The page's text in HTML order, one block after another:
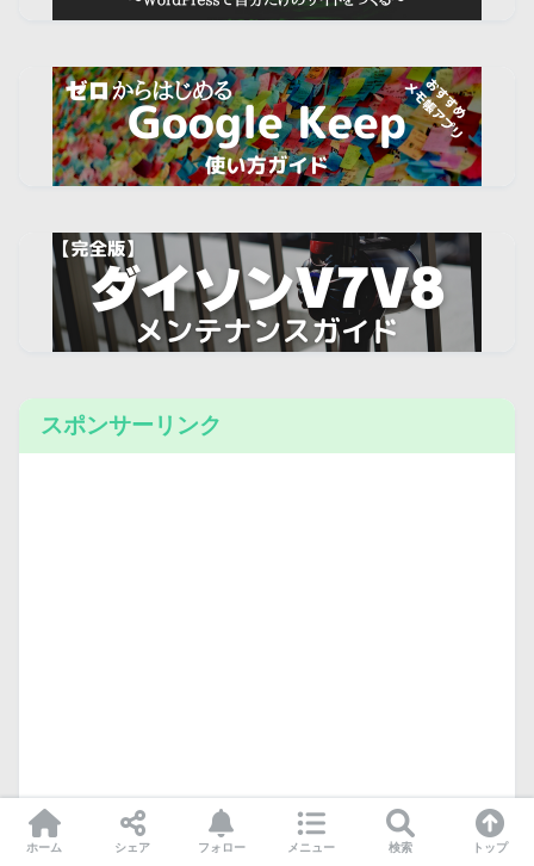
スポンサーリンク
ホーム シェア フォロー メニュー 検索 トップ